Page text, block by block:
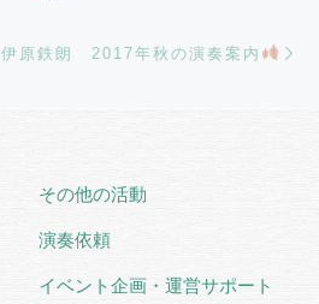
伊原鉄朗 2017年秋の演奏案内
その他の活動
演奏依頼
イベント企画・運営サポート